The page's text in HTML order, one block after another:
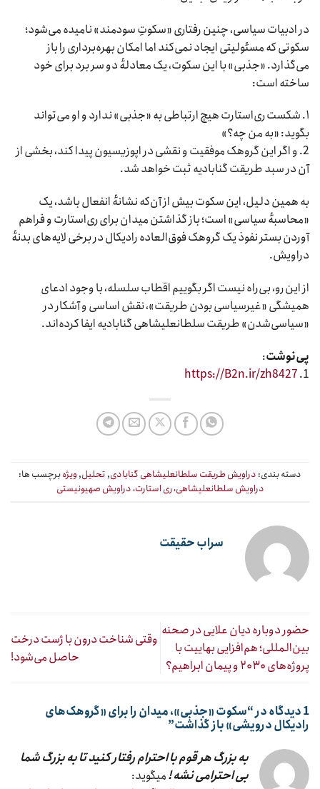
در ادبیات سیاسی، چنین رفتاری «سکوتِ سودمند» نامیده می‌شود؛
سکوتی که مسئولیتی ایجاد نمی‌کند اما امکان بهره‌برداری را باز
می‌گذارد. «جذبی» با این سکوت، یک معادلهٔ دو سر برد برای خود
ساخته است:
۱. شکست ری‌استارت هیچ ارتباطی به «جذبی» ندارد و او می‌تواند
بگوید: «به من چه؟»
2. و اگر این گروهک موفقیت و نقشی در اپوزیسیون پیدا کند، بخشی از
آن در سبد طریقت گنابادیه ثبت خواهد شد.
به همین دلیل، این سکوت بیش از آن‌که نشانهٔ انفعال باشد، یک
«محاسبهٔ سیاسی» است؛ باز گذاشتن میدان برای ری‌استارت و فراهم
آوردن بستر نفوذ یک گروهک فوق‌العاده رادیکال در برخی لایه‌های بدنهٔ
دراویش.
از این رو، بی‌راه نیست اگر بگوییم اقطاب سلسله، با وجود ادعای
همیشگی «غیرسیاسی بودن طریقت»، نقش اساسی و آشکار در
«سیاسی‌شدن» طریقت سلطانعلیشاهی گنابادیه ایفا کرده‌اند.
پی‌نوشت:
1.
https://B2n.ir/zh8427
دسته بندی: دراویش طریقت سلطانعلیشاهی گنابادی,تحلیل,ویژهبرچسب ها:
دراویش سلطانعلیشاهی، ری استارت، دراویش صهیونیستی
سراب حقیقت
حضور دوباره دیان علایی در صحنه
بین‌المللی؛ هم‌افزایی بهاییت با
پروژه‌های ۲۰۳۰ و پیمان ابراهیم؟
وقتی شناخت درون با ژست درخت
حاصل می‌شود!
1 دیدگاه در “ سکوت «جذبی»، میدان را برای «گروهک‌های
رادیکال درویشی» باز گذاشت”
به بزرگ هر قوم با احترام رفتار کنید تا به بزرگ شما
بی احترامی نشه !میگوید: